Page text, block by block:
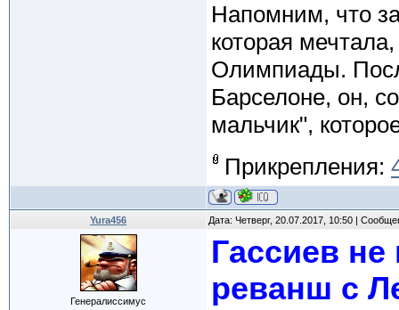
Напомним, что
которая
Олимпиады.
Барселоне, он,
мальчик",
Прикрепления:
Yura456 Дата: Четверг, 20.07.2017, 10:50 |
Генералиссимус
Гассиев
реванш с